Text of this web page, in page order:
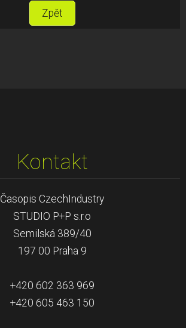
Zpět
Kontakt
Časopis CzechIndustry
STUDIO P+P s.r.o
Semilská 389/40
197 00 Praha 9
+420 602 363 969
+420 605 463 150